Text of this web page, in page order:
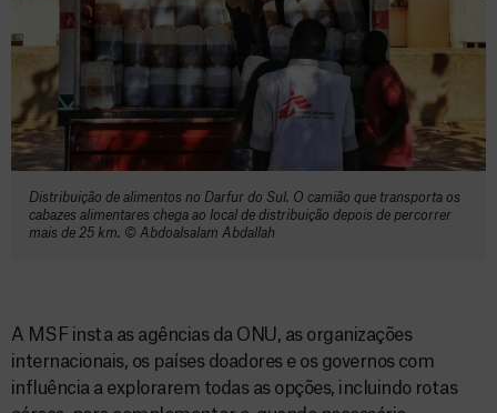
Distribuição de alimentos no Darfur do Sul. O camião que transporta os
cabazes alimentares chega ao local de distribuição depois de percorrer
mais de 25 km. ©️ Abdoalsalam Abdallah
A MSF insta as agências da ONU, as organizações
internacionais, os países doadores e os governos com
influência a explorarem todas as opções, incluindo rotas